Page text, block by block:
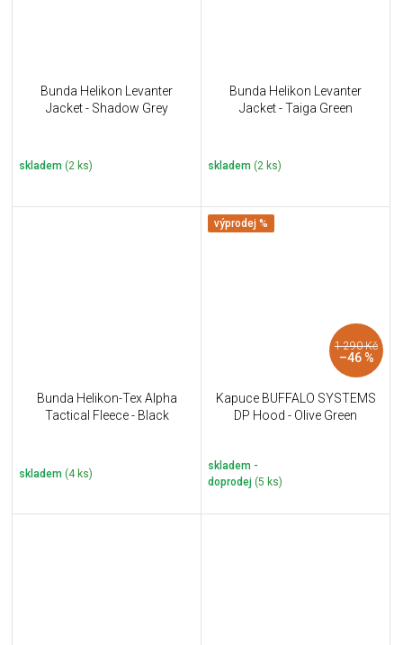
Bunda Helikon Levanter
Jacket - Shadow Grey
skladem (2 ks)
Bunda Helikon Levanter
Jacket - Taiga Green
skladem (2 ks)
Bunda Helikon-Tex Alpha
Tactical Fleece - Black
skladem (4 ks)
výprodej %
1 290 Kč
–46 %
Kapuce BUFFALO SYSTEMS
DP Hood - Olive Green
skladem -
doprodej (5 ks)